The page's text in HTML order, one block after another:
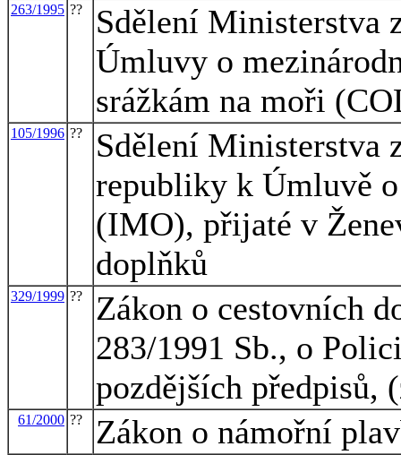
263/1995 ??
Sdělení Ministerstva
Úmluvy o
srážkám na moři
105/1996 ??
Sdělení Ministerstva
republiky k Úmluvě
(IMO), přijaté v
doplňků
329/1999 ??
Zákon o cestovních
283/1991 Sb., o
pozdějších předpisů,
61/2000 ?? Zákon o námořní